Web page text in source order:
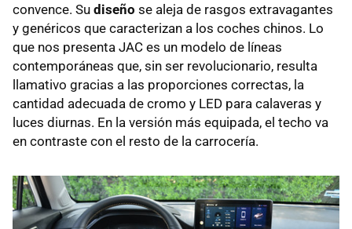
convence. Su diseño se aleja de rasgos extravagantes
y genéricos que caracterizan a los coches chinos. Lo
que nos presenta JAC es un modelo de líneas
contemporáneas que, sin ser revolucionario, resulta
llamativo gracias a las proporciones correctas, la
cantidad adecuada de cromo y LED para calaveras y
luces diurnas. En la versión más equipada, el techo va
en contraste con el resto de la carrocería.